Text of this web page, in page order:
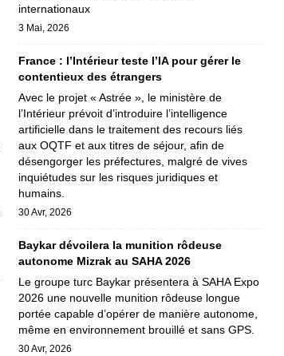
internationaux
3 Mai, 2026
France : l’Intérieur teste l’IA pour gérer le
contentieux des étrangers
Avec le projet « Astrée », le ministère de
l’Intérieur prévoit d’introduire l’intelligence
artificielle dans le traitement des recours liés
aux OQTF et aux titres de séjour, afin de
désengorger les préfectures, malgré de vives
inquiétudes sur les risques juridiques et
humains.
30 Avr, 2026
Baykar dévoilera la munition rôdeuse
autonome Mizrak au SAHA 2026
Le groupe turc Baykar présentera à SAHA Expo
2026 une nouvelle munition rôdeuse longue
portée capable d’opérer de manière autonome,
même en environnement brouillé et sans GPS.
30 Avr, 2026